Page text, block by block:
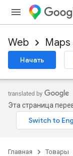
Web Maps
Начать
Эта страница
Главная Товары